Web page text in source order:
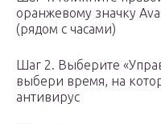
оранжевому значку
(рядом с часами)
Шаг 2. Выберите
выбери время, на
антивирус